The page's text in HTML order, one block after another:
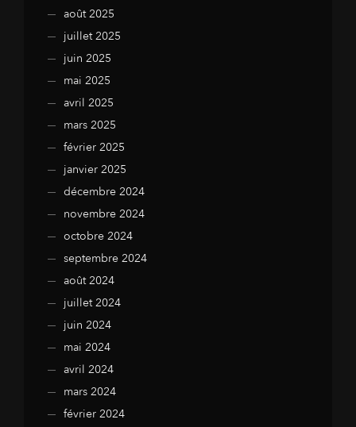
août 2025
juillet 2025
juin 2025
mai 2025
avril 2025
mars 2025
février 2025
janvier 2025
décembre 2024
novembre 2024
octobre 2024
septembre 2024
août 2024
juillet 2024
juin 2024
mai 2024
avril 2024
mars 2024
février 2024